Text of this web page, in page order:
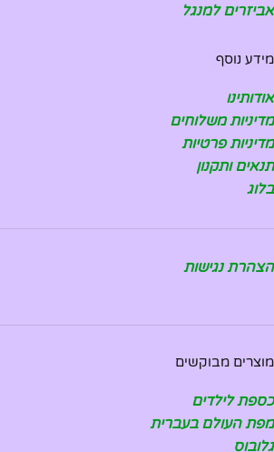
אביזרים למנגל
מידע נוסף
אודותינו
מדיניות משלוחים
מדיניות פרטיות
תנאים ותקנון
בלוג
הצהרת נגישות
מוצרים מבוקשים
כספת לילדים
מפת העולם בעברית
גלובוס